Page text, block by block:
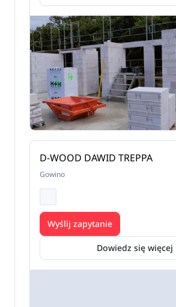
D-WOOD DAWID TREPPA
Gowino
Dowiedz się więcej
Wyślij zapytanie